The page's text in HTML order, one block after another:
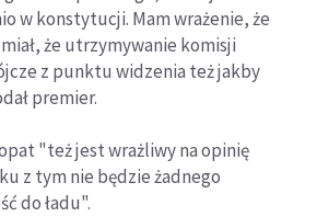
w konstytucji. Mam wrażenie, że
że utrzymywanie komisji
z punktu widzenia też jakby
premier.
"też jest wrażliwy na opinię
z tym nie będzie żadnego
do ładu".